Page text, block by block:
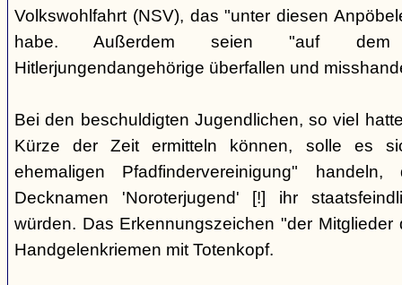
Volkswohlfahrt (NSV), das "unter diesen
habe. Außerdem seien "auf dem
Hitlerjungendangehörige überfallen und
Bei den beschuldigten Jugendlichen, so viel
Kürze der Zeit ermitteln können, solle es
ehemaligen Pfadfindervereinigung"
Decknamen 'Noroterjugend' [!] ihr
würden. Das Erkennungszeichen "der Mitglieder
Handgelenkriemen mit Totenkopf.